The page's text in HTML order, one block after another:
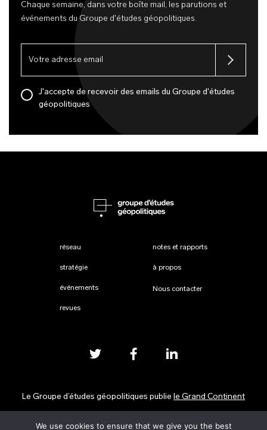
Chaque semaine, dans votre boîte mail, les parutions et
événements du Groupe d'études géopolitiques.
J'accepte de recevoir des emails du Groupe d'études
géopolitiques
réseau
stratégie
événements
revues
notes et rapports
à propos
Nous contacter
Le Groupe d’études géopolitiques publie le Grand Continent
Mentions légales
We use cookies to ensure that we give you the best